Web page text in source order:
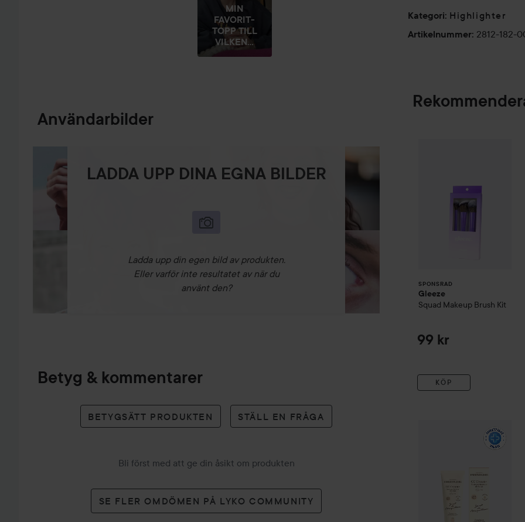
MIN
FAVORIT-
TOPP TILL
VILKEN...
Användarbilder
LADDA UPP DINA EGNA BILDER
Ladda upp din egen bild av produkten.
Eller varför inte resultatet av när du
använt den?
Betyg & kommentarer
BETYGSÄTT PRODUKTEN STÄLL EN FRÅGA
Bli först med att ge din åsikt om produkten
SE FLER OMDÖMEN PÅ LYKO COMMUNITY
Kategori: Highlighter
Artikelnummer: 2812-182-
SPONSRAD
Gleeze
Squad Makeup Brush Kit
99 kr
KÖP
Artist's secret